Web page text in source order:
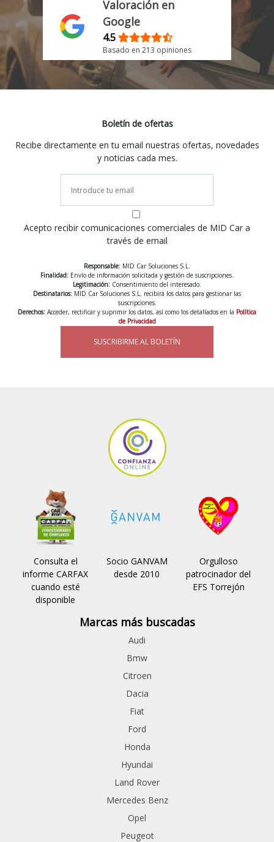
Valoración en
Google
4.5
Basado en 213 opiniones
Boletín de ofertas
Recibe directamente en tu email nuestras ofertas, novedades
y noticias cada mes.
Acepto recibir comunicaciones comerciales de MID Car a
través de email
Responsable: MID Car Soluciones S.L.
Finalidad: Envío de información solicitada y gestión de suscripciones.
Legitimación: Consentimiento del interesado.
Destinatarios: MID Car Soluciones S.L. recibirá los datos para gestionar las
suscripciones.
Derechos: Acceder, rectificar y suprimir los datos, así como los detallados en la Política
de Privacidad
SUSCRIBIRME AL BOLETÍN
Consulta el
informe CARFAX
cuando esté
disponible
Socio GANVAM
desde 2010
Orgulloso
patrocinador del
EFS Torrejón
Marcas más buscadas
Audi
Bmw
Citroen
Dacia
Fiat
Ford
Honda
Hyundai
Land Rover
Mercedes Benz
Opel
Peugeot